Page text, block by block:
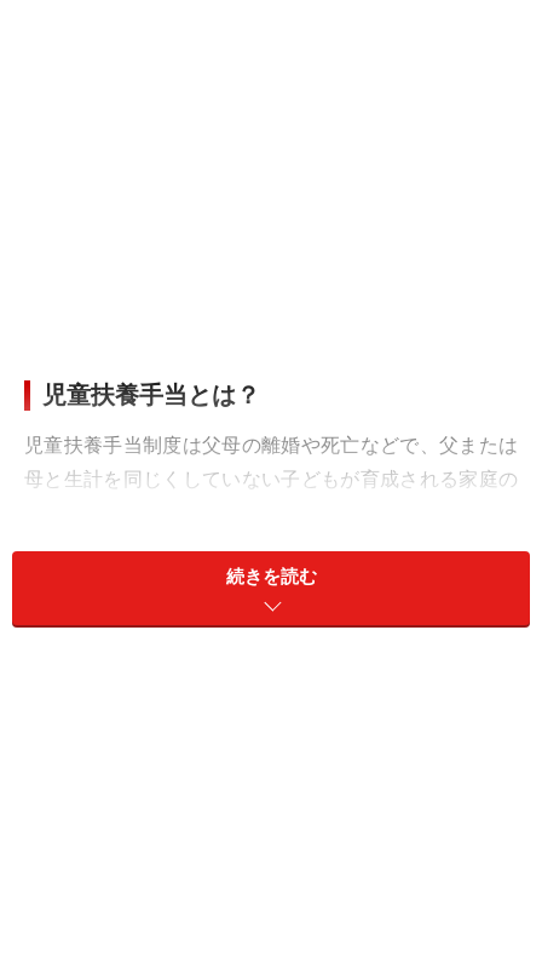
児童扶養手当とは？
児童扶養手当制度は父母の離婚や死亡などで、父または
母と生計を同じくしていない子どもが育成される家庭の
ます。離婚などでシングルマザー・シングルファザーに
なった時、配偶者が死亡しても遺族年金が支給されてい
ない時は、児童扶養手当が支給されます。もし遺族年金
続きを読む